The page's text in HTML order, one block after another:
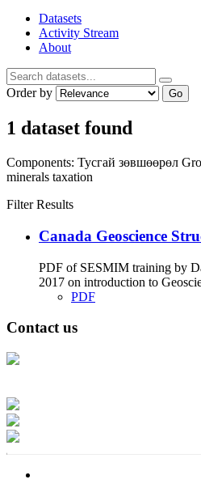
Datasets
Activity Stream
About
Order by Go
1 dataset found
Components: Тусгай зөвшөөрөл
minerals taxation
Filter Results
Canada Geoscience
PDF of SESMIM training by
2017 on introduction to
PDF
Contact us